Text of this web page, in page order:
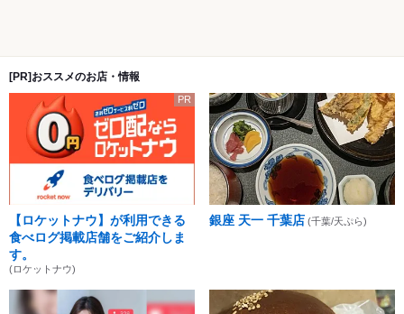
[PR]おススメのお店・情報
PR
【ロケットナウ】が利用できる
食べログ掲載店舗をご紹介しま
す。
(ロケットナウ)
銀座 天一 千葉店 (千葉/天ぷら)